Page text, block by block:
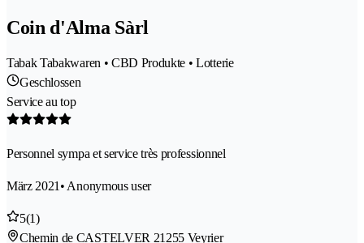
Coin d'Alma Sàrl
Tabak Tabakwaren • CBD Produkte • Lotterie
Geschlossen
Service au top
Personnel sympa et service très professionnel
März 2021 • Anonymous user
5(1)
Chemin de CASTELVER 21255 Veyrier